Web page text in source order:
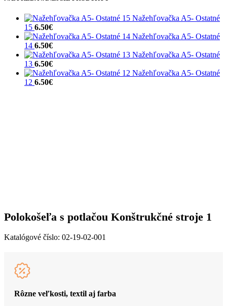
Nažehľovačka A5- Ostatné
15 6.50€
Nažehľovačka A5- Ostatné
14 6.50€
Nažehľovačka A5- Ostatné
13 6.50€
Nažehľovačka A5- Ostatné
12 6.50€
Polokošeľa s potlačou Konštrukčné stroje 1
Katalógové číslo: 02-19-02-001
Rôzne veľkosti, textil aj farba